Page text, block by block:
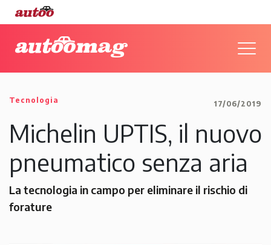
Tecnologia 17/06/2019
Michelin UPTIS, il nuovo
pneumatico senza aria
La tecnologia in campo per eliminare il rischio di
forature